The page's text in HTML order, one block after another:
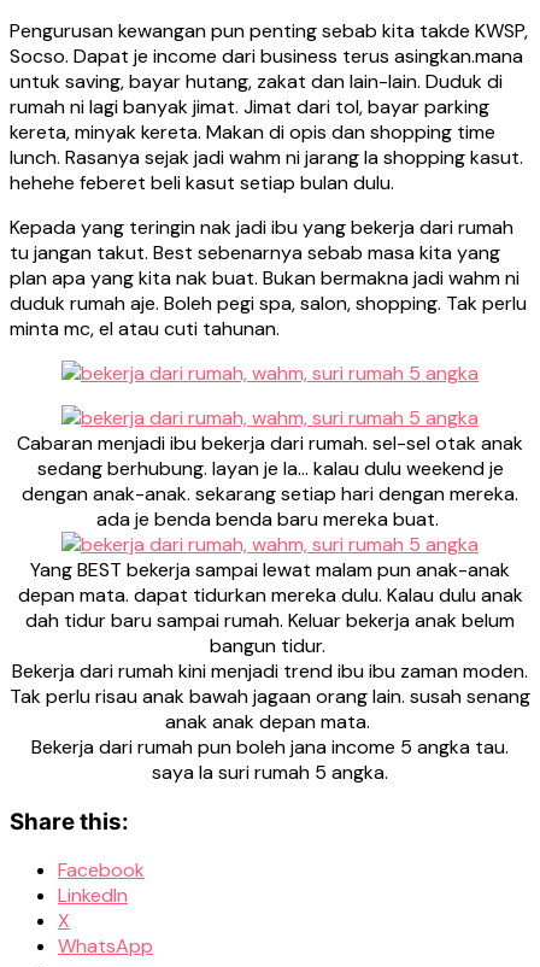
Pengurusan kewangan pun penting sebab kita takde KWSP,
Socso. Dapat je income dari business terus asingkan.mana
untuk saving, bayar hutang, zakat dan lain-lain. Duduk di
rumah ni lagi banyak jimat. Jimat dari tol, bayar parking
kereta, minyak kereta. Makan di opis dan shopping time
lunch. Rasanya sejak jadi wahm ni jarang la shopping kasut.
hehehe feberet beli kasut setiap bulan dulu.
Kepada yang teringin nak jadi ibu yang bekerja dari rumah
tu jangan takut. Best sebenarnya sebab masa kita yang
plan apa yang kita nak buat. Bukan bermakna jadi wahm ni
duduk rumah aje. Boleh pegi spa, salon, shopping. Tak perlu
minta mc, el atau cuti tahunan.
Cabaran menjadi ibu bekerja dari rumah. sel-sel otak anak
sedang berhubung. layan je la… kalau dulu weekend je
dengan anak-anak. sekarang setiap hari dengan mereka.
ada je benda benda baru mereka buat.
Yang BEST bekerja sampai lewat malam pun anak-anak
depan mata. dapat tidurkan mereka dulu. Kalau dulu anak
dah tidur baru sampai rumah. Keluar bekerja anak belum
bangun tidur.
Bekerja dari rumah kini menjadi trend ibu ibu zaman moden.
Tak perlu risau anak bawah jagaan orang lain. susah senang
anak anak depan mata.
Bekerja dari rumah pun boleh jana income 5 angka tau.
saya la suri rumah 5 angka.
Share this:
Facebook
LinkedIn
X
WhatsApp